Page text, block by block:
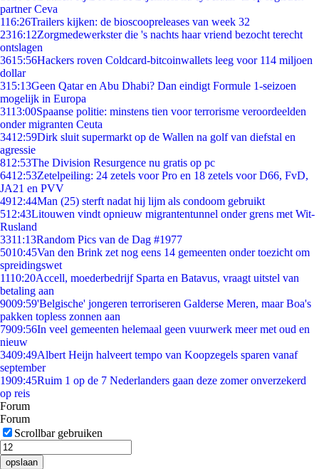
partner Ceva
116:26Trailers kijken: de bioscoopreleases van week 32
2316:12Zorgmedewerkster die 's nachts haar vriend bezocht terecht
ontslagen
3615:56Hackers roven Coldcard-bitcoinwallets leeg voor 114 miljoen
dollar
315:13Geen Qatar en Abu Dhabi? Dan eindigt Formule 1-seizoen
mogelijk in Europa
3113:00Spaanse politie: minstens tien voor terrorisme veroordeelden
onder migranten Ceuta
3412:59Dirk sluit supermarkt op de Wallen na golf van diefstal en
agressie
812:53The Division Resurgence nu gratis op pc
6412:53Zetelpeiling: 24 zetels voor Pro en 18 zetels voor D66, FvD,
JA21 en PVV
4912:44Man (25) sterft nadat hij lijm als condoom gebruikt
512:43Litouwen vindt opnieuw migrantentunnel onder grens met Wit-
Rusland
3311:13Random Pics van de Dag #1977
5010:45Van den Brink zet nog eens 14 gemeenten onder toezicht om
spreidingswet
1110:20Accell, moederbedrijf Sparta en Batavus, vraagt uitstel van
betaling aan
9009:59'Belgische' jongeren terroriseren Galderse Meren, maar Boa's
pakken topless zonnen aan
7909:56In veel gemeenten helemaal geen vuurwerk meer met oud en
nieuw
3409:49Albert Heijn halveert tempo van Koopzegels sparen vanaf
september
1909:45Ruim 1 op de 7 Nederlanders gaan deze zomer onverzekerd
op reis
Forum
Forum
Scrollbar gebruiken
opslaan